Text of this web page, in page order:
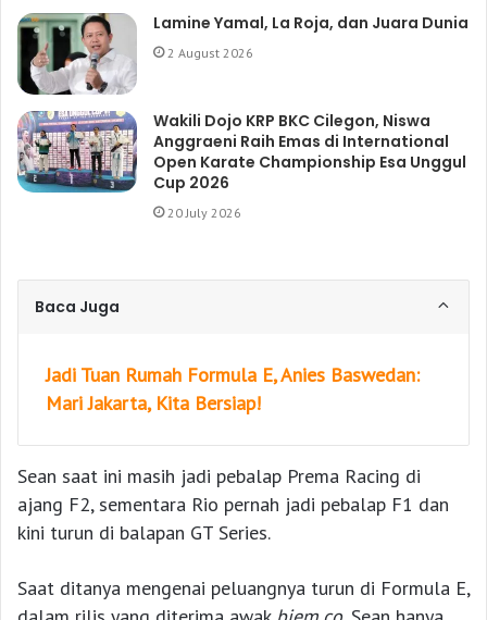
Lamine Yamal, La Roja, dan Juara Dunia
2 August 2026
Wakili Dojo KRP BKC Cilegon, Niswa
Anggraeni Raih Emas di International
Open Karate Championship Esa Unggul
Cup 2026
20 July 2026
Baca Juga
Jadi Tuan Rumah Formula E, Anies Baswedan:
Mari Jakarta, Kita Bersiap!
Sean saat ini masih jadi pebalap Prema Racing di
ajang F2, sementara Rio pernah jadi pebalap F1 dan
kini turun di balapan GT Series.
Saat ditanya mengenai peluangnya turun di Formula E,